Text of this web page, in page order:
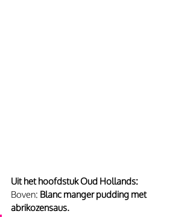
Uit het hoofdstuk Oud Hollands:
Boven: Blanc manger pudding met
abrikozensaus.